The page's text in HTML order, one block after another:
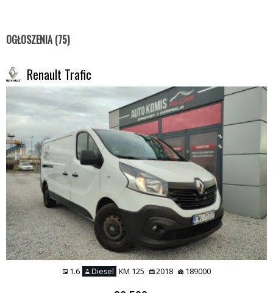
OGŁOSZENIA (75)
Renault Trafic
1.6 Diesel KM 125 2018 189000